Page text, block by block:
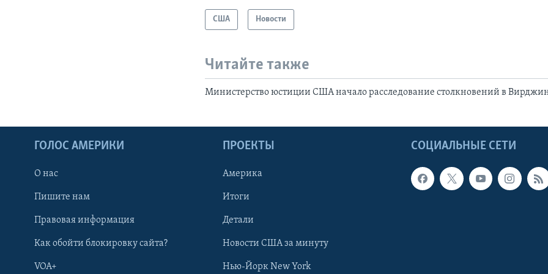
США Новости
Читайте также
Министерство юстиции США начало расследование столкновений в
СОЦИАЛЬНЫЕ СЕТИ
ГОЛОС АМЕРИКИ
О нас
Пишите нам
Правовая информация
Как обойти блокировку сайта?
VOA+
ПРОЕКТЫ
Америка
Итоги
Детали
Новости США за минуту
Нью-Йорк New York